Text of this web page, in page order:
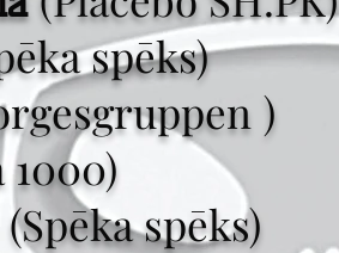
spēks)
)
1000)
(Spēka spēks)